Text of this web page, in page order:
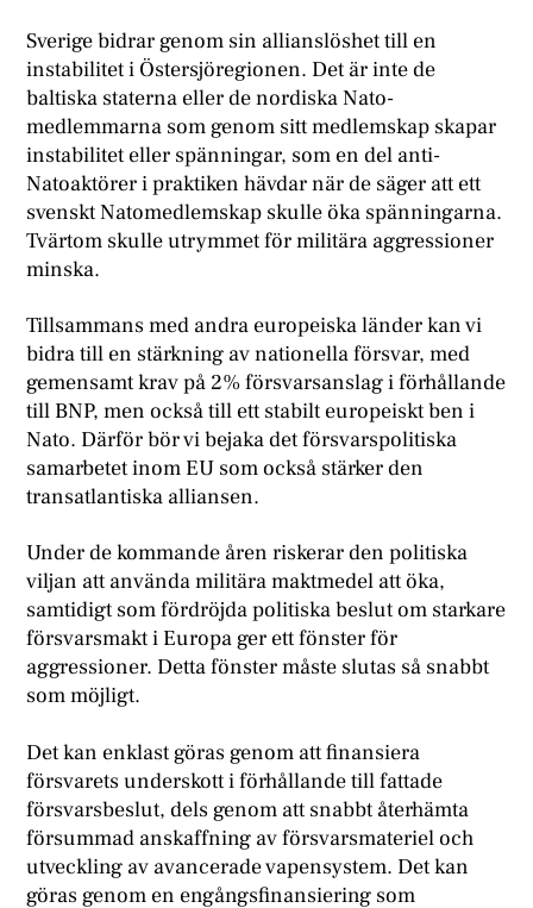
Sverige bidrar genom sin allianslöshet till en
instabilitet i Östersjöregionen. Det är inte de
baltiska staterna eller de nordiska Nato-
medlemmarna som genom sitt medlemskap skapar
instabilitet eller spänningar, som en del anti-
Natoaktörer i praktiken hävdar när de säger att ett
svenskt Natomedlemskap skulle öka spänningarna.
Tvärtom skulle utrymmet för militära aggressioner
minska.
Tillsammans med andra europeiska länder kan vi
bidra till en stärkning av nationella försvar, med
gemensamt krav på 2% försvarsanslag i förhållande
till BNP, men också till ett stabilt europeiskt ben i
Nato. Därför bör vi bejaka det försvarspolitiska
samarbetet inom EU som också stärker den
transatlantiska alliansen.
Under de kommande åren riskerar den politiska
viljan att använda militära maktmedel att öka,
samtidigt som fördröjda politiska beslut om starkare
försvarsmakt i Europa ger ett fönster för
aggressioner. Detta fönster måste slutas så snabbt
som möjligt.
Det kan enklast göras genom att finansiera
försvarets underskott i förhållande till fattade
försvarsbeslut, dels genom att snabbt återhämta
försummad anskaffning av försvarsmateriel och
utveckling av avancerade vapensystem. Det kan
göras genom en engångsfinansiering som